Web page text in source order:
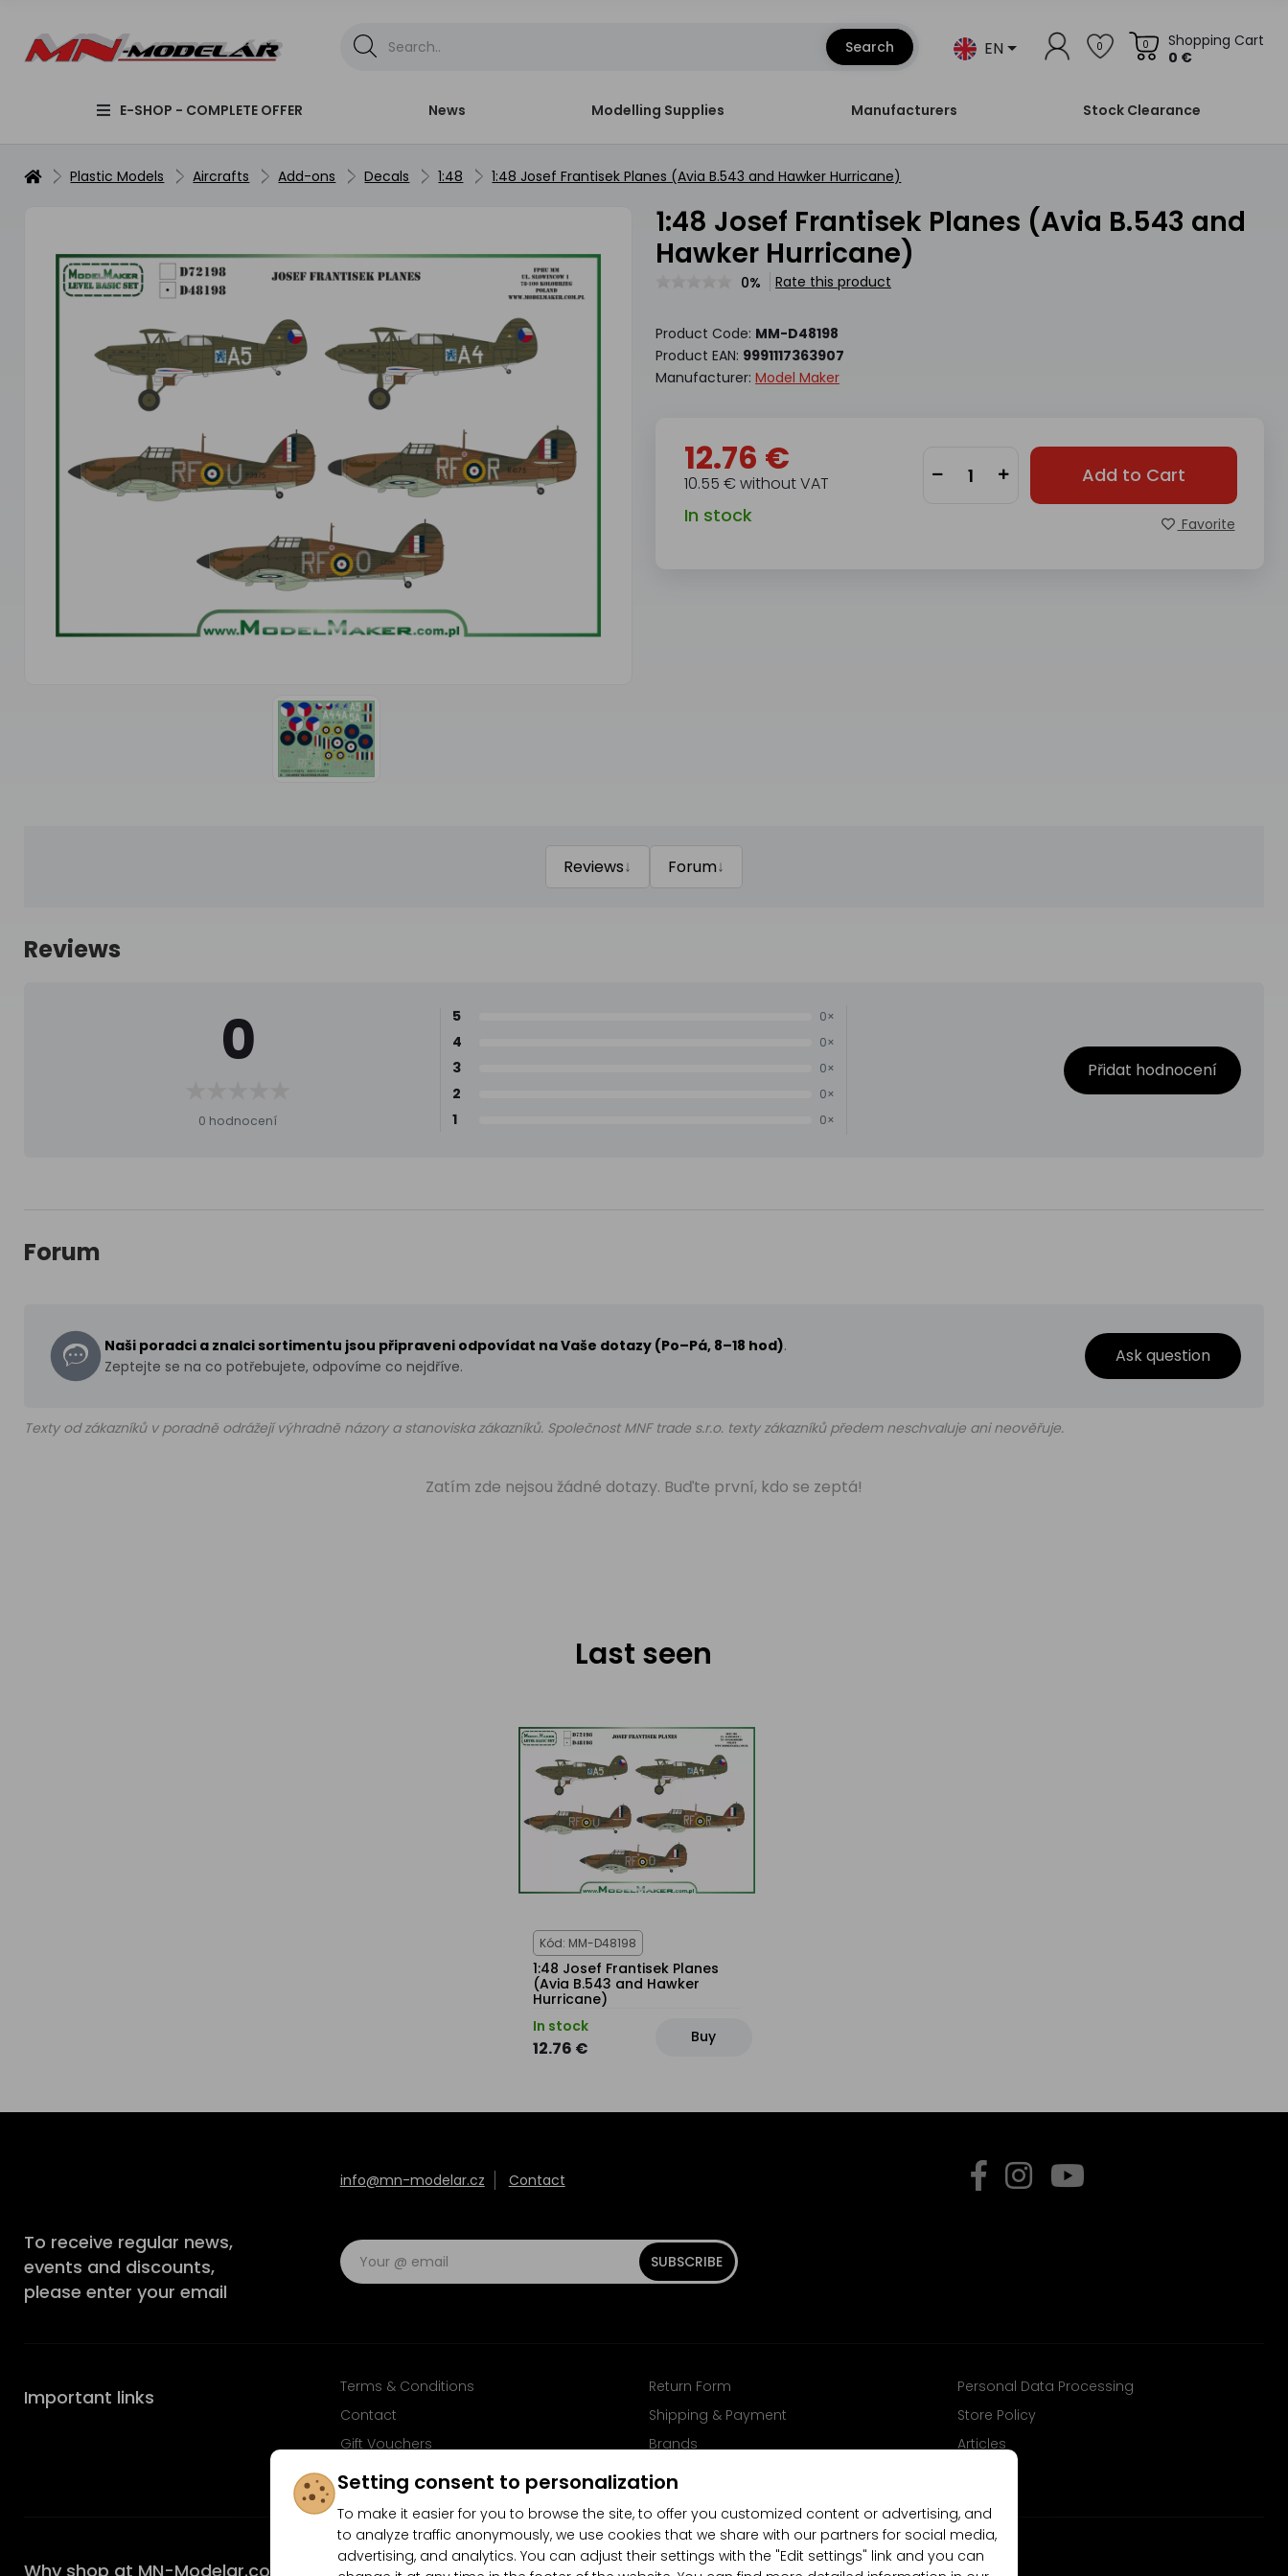
Search EN 0
Shopping Cart
0 €
0
E-SHOP - COMPLETE OFFER News Modelling Supplies Manufacturers Stock Clearance
Plastic Models Aircrafts Add-ons Decals 1:48 1:48 Josef Frantisek Planes (Avia B.543 and Hawker Hurricane)
1:48 Josef Frantisek Planes (Avia B.543 and
Hawker Hurricane)
0% Rate this product
Product Code: MM-D48198
Product EAN: 9991117363907
Manufacturer: Model Maker
12.76 €
10.55 € without VAT
In stock
Add to Cart
Favorite
Reviews↓ Forum↓
Reviews
0
0 hodnocení
5 0×
4 0×
3 0×
2 0×
1 0×
Přidat hodnocení
Forum
Naši poradci a znalci sortimentu jsou připraveni odpovídat na Vaše dotazy (Po–Pá, 8–18 hod).
Zeptejte se na co potřebujete, odpovíme co nejdříve.
Ask question
Texty od zákazníků v poradně odrážejí výhradně názory a stanoviska zákazníků. Společnost MNF trade s.r.o. texty zákazníků předem neschvaluje ani neověřuje.
Zatím zde nejsou žádné dotazy. Buďte první, kdo se zeptá!
Last seen
Kód: MM-D48198
1:48 Josef Frantisek Planes
(Avia B.543 and Hawker
Hurricane)
In stock
12.76 €
Buy
info@mn-modelar.cz Contact
To receive regular news,
events and discounts,
please enter your email
SUBSCRIBE
Important links Terms & Conditions Return Form
Personal Data Processing
Contact
Shipping & Payment
Store Policy
Gift Vouchers
Brands
Articles
FAQ
Follow us on Facebook
Why shop at MN-Modelar.com
Setting consent to personalization
To make it easier for you to browse the site, to offer you customized content or advertising, and
to analyze traffic anonymously, we use cookies that we share with our partners for social media,
advertising, and analytics. You can adjust their settings with the "Edit settings" link and you can